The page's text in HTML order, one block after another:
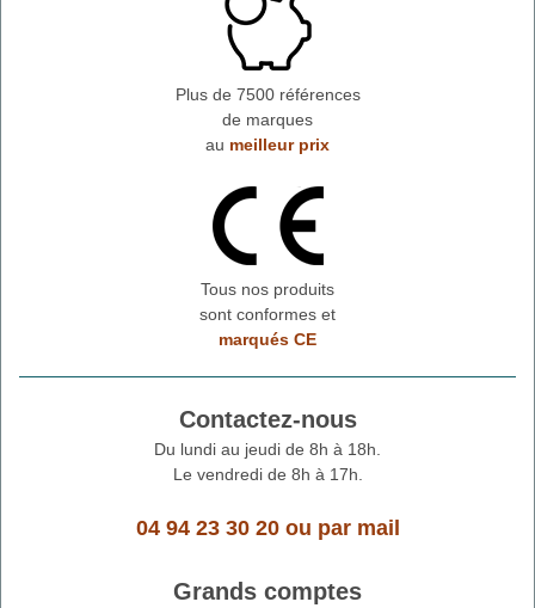
Plus de 7500 références
de marques
au meilleur prix
Tous nos produits
sont conformes et
marqués CE
Contactez-nous
Du lundi au jeudi de 8h à 18h.
Le vendredi de 8h à 17h.
04 94 23 30 20ou par mail
Grands comptes